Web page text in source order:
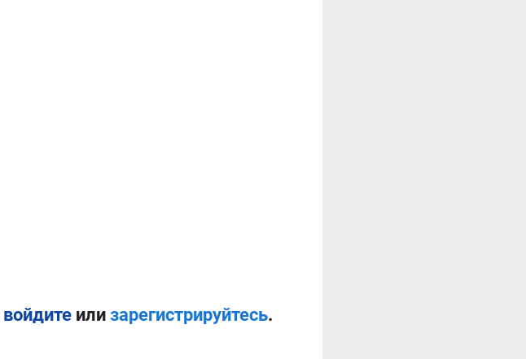
войдитеили зарегистрируйтесь.